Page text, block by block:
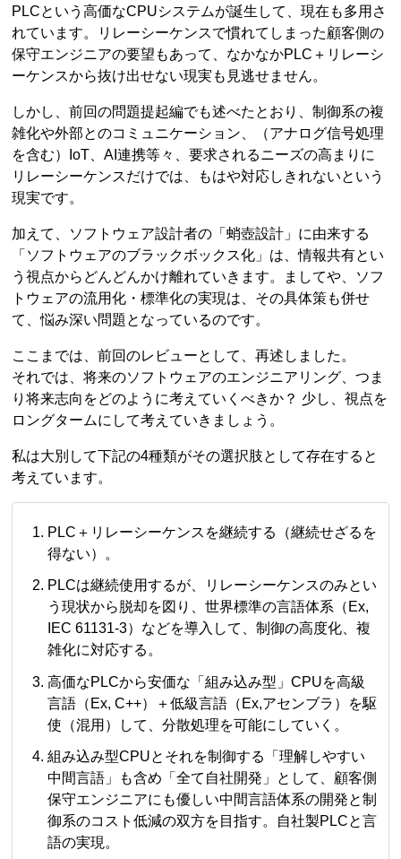
PLCという高価なCPUシステムが誕生して、現在も多用さ
れています。リレーシーケンスで慣れてしまった顧客側の
保守エンジニアの要望もあって、なかなかPLC＋リレーシ
ーケンスから抜け出せない現実も見逃せません。
しかし、前回の問題提起編でも述べたとおり、制御系の複
雑化や外部とのコミュニケーション、（アナログ信号処理
を含む）IoT、AI連携等々、要求されるニーズの高まりに
リレーシーケンスだけでは、もはや対応しきれないという
現実です。
加えて、ソフトウェア設計者の「蛸壺設計」に由来する
「ソフトウェアのブラックボックス化」は、情報共有とい
う視点からどんどんかけ離れていきます。ましてや、ソフ
トウェアの流用化・標準化の実現は、その具体策も併せ
て、悩み深い問題となっているのです。
ここまでは、前回のレビューとして、再述しました。
それでは、将来のソフトウェアのエンジニアリング、つま
り将来志向をどのように考えていくべきか？ 少し、視点を
ロングタームにして考えていきましょう。
私は大別して下記の4種類がその選択肢として存在すると
考えています。
PLC＋リレーシーケンスを継続する（継続せざるを
得ない）。
PLCは継続使用するが、リレーシーケンスのみとい
う現状から脱却を図り、世界標準の言語体系（Ex,
IEC 61131-3）などを導入して、制御の高度化、複
雑化に対応する。
高価なPLCから安価な「組み込み型」CPUを高級
言語（Ex, C++）＋低級言語（Ex,アセンブラ）を駆
使（混用）して、分散処理を可能にしていく。
組み込み型CPUとそれを制御する「理解しやすい
中間言語」も含め「全て自社開発」として、顧客側
保守エンジニアにも優しい中間言語体系の開発と制
御系のコスト低減の双方を目指す。自社製PLCと言
語の実現。